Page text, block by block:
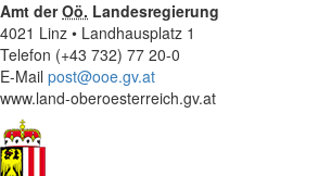
Amt derOö. Landesregierung
4021 Linz • Landhausplatz 1
Telefon (+43 732) 77 20-0
E-Mail post@ooe.gv.at
www.land-oberoesterreich.gv.at